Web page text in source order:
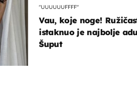
"UUUUUUFFFF"
Vau, koje noge!
istaknuo je najbolje
Šuput